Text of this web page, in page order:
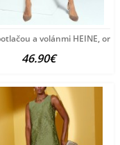
a volánmi HEINE,
46.90€